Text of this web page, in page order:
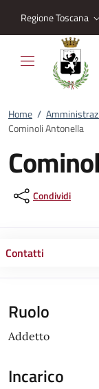
Regione Toscana
Home /
Cominoli Antonella
Condividi
Contatti
Ruolo
Addetto
Incarico